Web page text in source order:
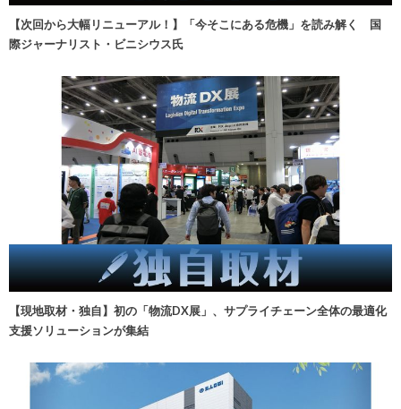
【次回から大幅リニューアル！】「今そこにある危機」を読み解く 国
際ジャーナリスト・ビニシウス氏
【現地取材・独自】初の「物流DX展」、サプライチェーン全体の最適化
支援ソリューションが集結